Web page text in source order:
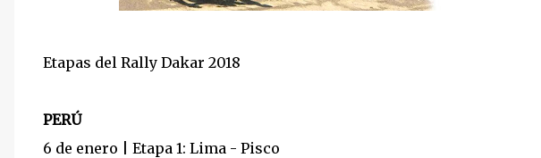
Etapas del Rally Dakar 2018
PERÚ
6 de enero | Etapa 1: Lima - Pisco